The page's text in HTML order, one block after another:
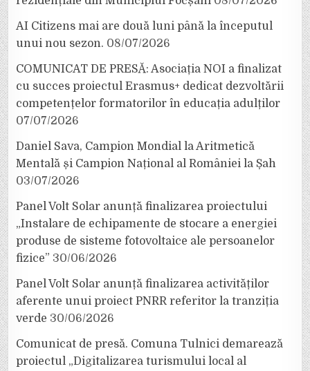
AI Citizens mai are două luni până la începutul
unui nou sezon. 08/07/2026
COMUNICAT DE PRESĂ: Asociația NOI a finalizat
cu succes proiectul Erasmus+ dedicat dezvoltării
competențelor formatorilor în educația adulților
07/07/2026
Daniel Sava, Campion Mondial la Aritmetică
Mentală și Campion Național al României la Șah
03/07/2026
Panel Volt Solar anunță finalizarea proiectului
„Instalare de echipamente de stocare a energiei
produse de sisteme fotovoltaice ale persoanelor
fizice” 30/06/2026
Panel Volt Solar anunță finalizarea activităților
aferente unui proiect PNRR referitor la tranziția
verde 30/06/2026
Comunicat de presă. Comuna Tulnici demarează
proiectul „Digitalizarea turismului local al